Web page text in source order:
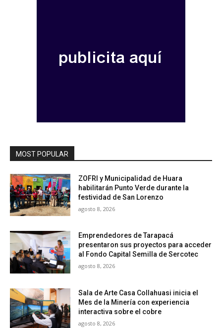
MOST POPULAR
ZOFRI y Municipalidad de Huara
habilitarán Punto Verde durante la
festividad de San Lorenzo
agosto 8, 2026
Emprendedores de Tarapacá
presentaron sus proyectos para acceder
al Fondo Capital Semilla de Sercotec
agosto 8, 2026
Sala de Arte Casa Collahuasi inicia el
Mes de la Minería con experiencia
interactiva sobre el cobre
agosto 8, 2026